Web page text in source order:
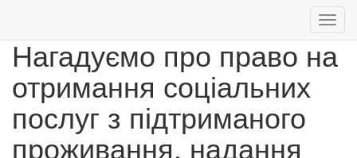
Перейти
основного
Нагадуємо про право на
отримання соціальних
послуг з підтриманого
проживання, надання